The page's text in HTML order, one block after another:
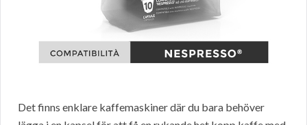
Det finns enklare kaffemaskiner där du bara behöver